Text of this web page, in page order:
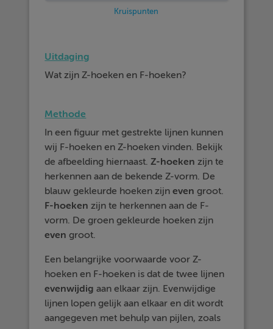
Kruispunten
Uitdaging
Wat zijn Z-hoeken en F-hoeken?
Methode
In een figuur met gestrekte lijnen kunnen
wij F-hoeken en Z-hoeken vinden. Bekijk
de afbeelding hiernaast.Z-hoeken zijn te
herkennen aan de bekende Z-vorm. De
blauw gekleurde hoeken zijnevengroot.
F-hoeken zijn te herkennen aan de F-
vorm. De groen gekleurde hoeken zijn
evengroot.
Een belangrijke voorwaarde voor Z-
hoeken en F-hoeken is dat de twee lijnen
evenwijdigaan elkaar zijn. Evenwijdige
lijnen lopen gelijk aan elkaar en dit wordt
aangegeven met behulp van pijlen, zoals